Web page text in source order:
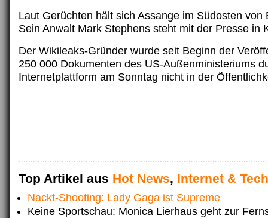
Laut Gerüchten hält sich Assange im Südosten von
Sein Anwalt Mark Stephens steht mit der Presse in
Der Wikileaks-Gründer wurde seit Beginn der
250 000 Dokumenten des US-Außenministeriums
Internetplattform am Sonntag nicht in der
Top Artikel aus Hot News, Internet &
Nackt-Shooting: Lady Gaga ist Supreme
Keine Sportschau: Monica Lierhaus geht zur